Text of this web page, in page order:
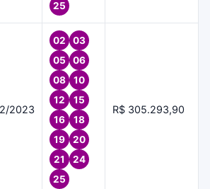
25
2023
02
03
05
06
08
10
12
15
16
18
19
20
21
24
25
R$ 305.293,90